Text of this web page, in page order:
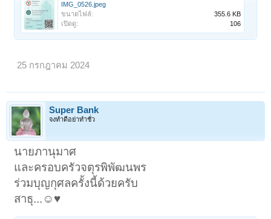
IMG_0526.jpeg
ขนาดไฟล์:
355.6 KB
เปิดดู:
106
25 กรกฎาคม 2024
Super Bank
จงทำดีอย่าทำชั่ว
นายภานุมาศ
และครอบครัวจตุรพิพัฒนพร
ร่วมบุญกุศลครั้งนี้ด้วยครับ
สาธุ...☺️♥️